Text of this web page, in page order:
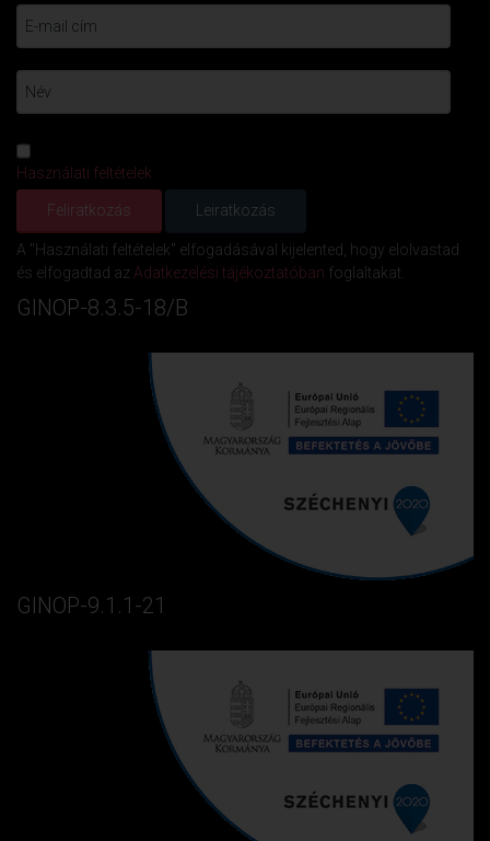
Használati feltételek
A "Használati feltételek" elfogadásával kijelented, hogy elolvastad
és elfogadtad az Adatkezelési tájékoztatóban foglaltakat.
GINOP-8.3.5-18/B
GINOP-9.1.1-21